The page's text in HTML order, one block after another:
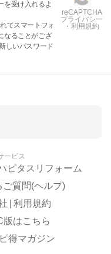
を受け入れるよ
てスマートフォ
なることがござ
しいパスワード
reCAPTCHA
プライバシー
・利用規約
ービス
ピタスリフォーム
ご質問(ヘルプ)
利用規約
版はこちら
得マガジン